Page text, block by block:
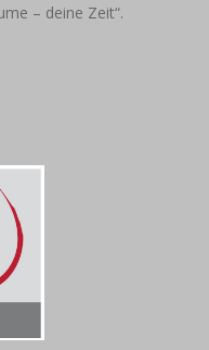
– deine Zeit“.